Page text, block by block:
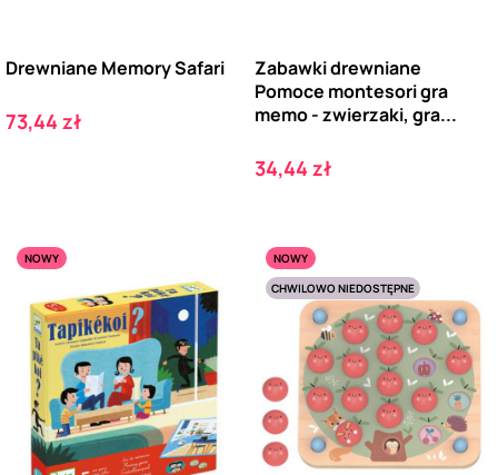
Drewniane Memory Safari
Cena
73,44 zł
Zabawki drewniane
Pomoce montesori gra
memo - zwierzaki, gra...
Cena
34,44 zł
NOWY
NOWY
CHWILOWO NIEDOSTĘPNE